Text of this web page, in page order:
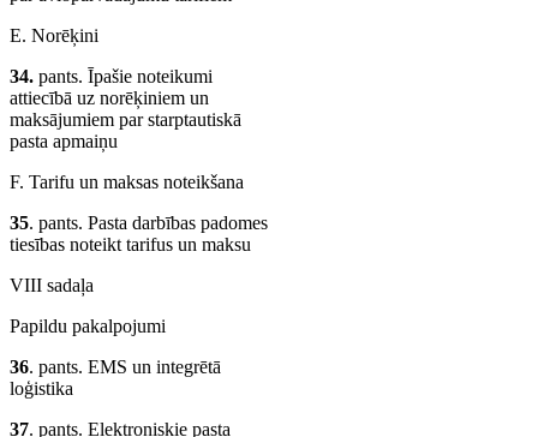
E. Norēķini
34. pants. Īpašie noteikumi
attiecībā uz norēķiniem un
maksājumiem par starptautiskā
pasta apmaiņu
F. Tarifu un maksas noteikšana
35. pants. Pasta darbības padomes
tiesības noteikt tarifus un maksu
VIII sadaļa
Papildu pakalpojumi
36. pants. EMS un integrētā
loģistika
37. pants. Elektroniskie pasta